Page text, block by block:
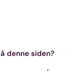
denne siden?